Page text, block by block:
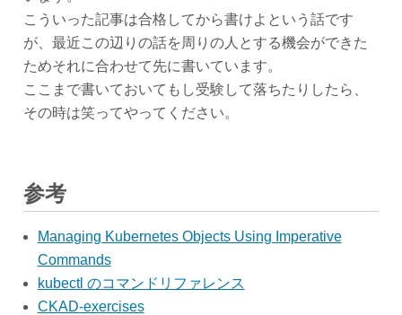
こういった記事は合格してから書けよという話です
が、最近この辺りの話を周りの人とする機会ができた
ためそれに合わせて先に書いています。
ここまで書いておいてもし受験して落ちたりしたら、
その時は笑ってやってください。
参考
Managing Kubernetes Objects Using Imperative
Commands
kubectl のコマンドリファレンス
CKAD-exercises